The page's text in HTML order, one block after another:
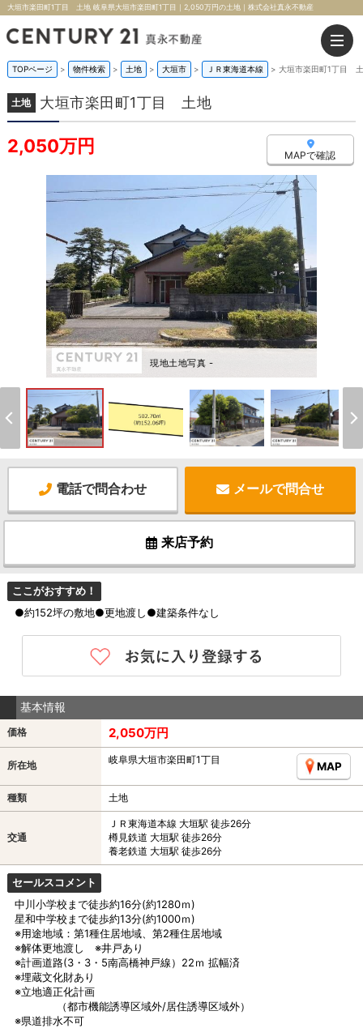
大垣市楽田町1丁目 土地 岐阜県大垣市楽田町1丁目｜2,050万円の土地｜株式会社真永不動産
TOPページ > 物件検索 > 土地 > 大垣市 > ＪＲ東海道本線 > 大垣市楽田町1丁目
土地 大垣市楽田町1丁目 土地
2,050万円 MAPで確認
現地土地写真 -
電話で問合わせ メールで問合せ
来店予約
ここがおすすめ！
●約152坪の敷地●更地渡し●建築条件なし
基本情報
価格 2,050万円
所在地 岐阜県大垣市楽田町1丁目
MAP
種類 土地
交通
ＪＲ東海道本線 大垣駅 徒歩26分
樽見鉄道 大垣駅 徒歩26分
養老鉄道 大垣駅 徒歩26分
セールスコメント
中川小学校まで徒歩約16分(約1280ｍ)
星和中学校まで徒歩約13分(約1000ｍ)
※用途地域：第1種住居地域、第2種住居地域
※解体更地渡し ※井戸あり
※計画道路(3・3・5南高橋神戸線）22ｍ 拡幅済
※埋蔵文化財あり
※立地適正化計画
（都市機能誘導区域外/居住誘導区域外）
※県道排水不可